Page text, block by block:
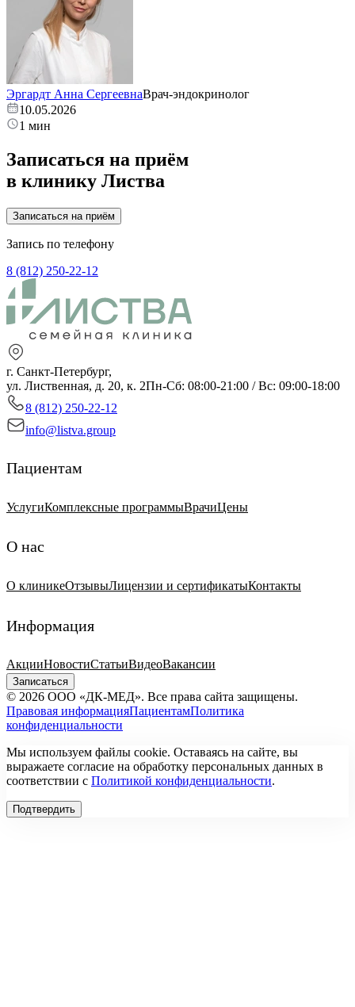
Эргардт Анна СергеевнаВрач-эндокринолог
10.05.2026
1 мин
Записаться на приём
в клинику Листва
Записаться на приём
Запись по телефону
8 (812) 250-22-12
г. Санкт-Петербург,
ул. Лиственная, д. 20, к. 2Пн-Сб: 08:00-21:00 / Вс: 09:00-18:00
8 (812) 250-22-12
info@listva.group
Пациентам
УслугиКомплексные программыВрачиЦены
О нас
О клиникеОтзывыЛицензии и сертификатыКонтакты
Информация
АкцииНовостиСтатьиВидеоВакансии
Записаться
© 2026 ООО «ДК-МЕД». Все права сайта защищены.
Правовая информацияПациентамПолитика
конфиденциальности
Мы используем файлы cookie. Оставаясь на сайте, вы
выражаете согласие на обработку персональных данных в
соответствии с Политикой конфиденциальности.
Подтвердить